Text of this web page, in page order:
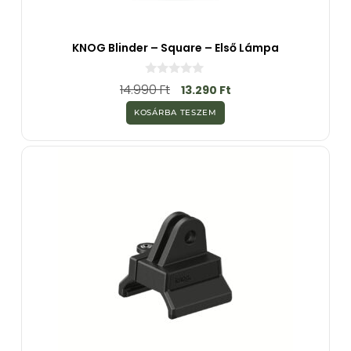
KNOG Blinder – Square – Első Lámpa
0
a
5
-
b
ő
14.990Ft 13.290 Ft
KOSÁRBA TESZEM